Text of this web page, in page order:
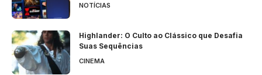
NOTÍCIAS
Highlander: O Culto ao Clássico que Desafia
Suas Sequências
CINEMA